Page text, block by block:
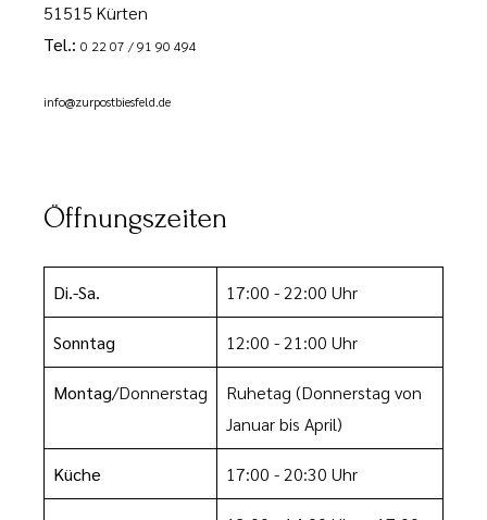
51515 Kürten
Tel.: 0 22 07 / 91 90 494
info@zurpostbiesfeld.de
Öffnungszeiten
Di.-Sa. 17:00 - 22:00 Uhr
Sonntag 12:00 - 21:00 Uhr
Montag/Donnerstag Ruhetag (Donnerstag von
Januar bis April)
Küche 17:00 - 20:30 Uhr